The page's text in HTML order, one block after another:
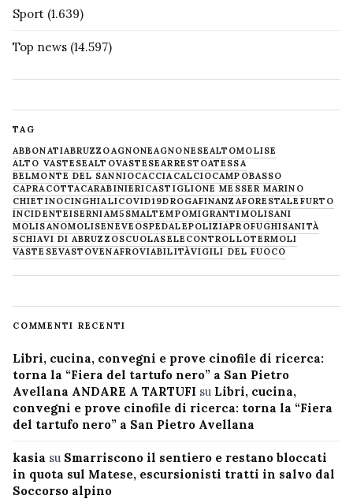
Sport (1.639)
Top news (14.597)
TAG
ABBONATIABRUZZOAGNONEAGNONESEALTOMOLISE
ALTO VASTESEALTOVASTESEARRESTOATESSA
BELMONTE DEL SANNIOCACCIACALCIOCAMPOBASSO
CAPRACOTTACARABINIERICASTIGLIONE MESSER MARINO
CHIETINOCINGHIALICOVID19DROGAFINANZAFORESTALE FURTO
INCIDENTEISERNIAM5SMALTEMPOMIGRANTIMOLISANI
MOLISANOMOLISENEVE OSPEDALEPOLIZIAPROFUGHISANITÀ
SCHIAVI DI ABRUZZOSCUOLASELECONTROLLOTERMOLI
VASTESEVASTOVENAFROVIABILITÀVIGILI DEL FUOCO
COMMENTI RECENTI
Libri, cucina, convegni e prove cinofile di ricerca:
torna la “Fiera del tartufo nero” a San Pietro
Avellana ANDARE A TARTUFI su Libri, cucina,
convegni e prove cinofile di ricerca: torna la “Fiera
del tartufo nero” a San Pietro Avellana
kasia su Smarriscono il sentiero e restano bloccati
in quota sul Matese, escursionisti tratti in salvo dal
Soccorso alpino